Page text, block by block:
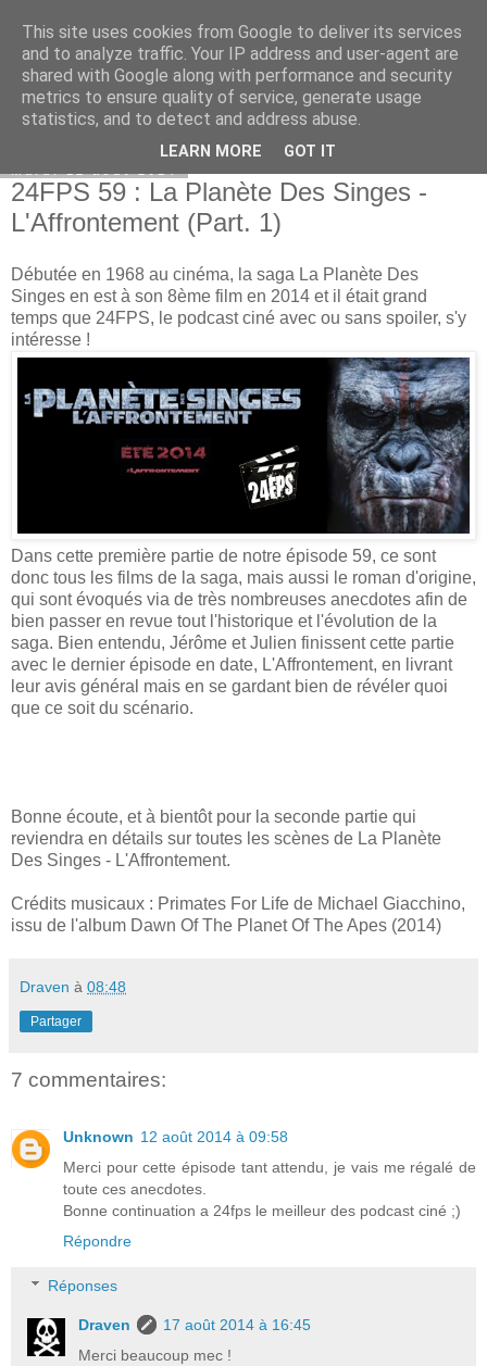
Bepod
24FPS 59 : La Planète Des Singes -
L'Affrontement (Part. 1)
Débutée en 1968 au cinéma, la saga La Planète Des
Singes en est à son 8ème film en 2014 et il était grand
temps que 24FPS, le podcast ciné avec ou sans spoiler, s'y
intéresse !
Dans cette première partie de notre épisode 59, ce sont
donc tous les films de la saga, mais aussi le roman d'origine,
qui sont évoqués via de très nombreuses anecdotes afin de
bien passer en revue tout l'historique et l'évolution de la
saga. Bien entendu, Jérôme et Julien finissent cette partie
avec le dernier épisode en date, L'Affrontement, en livrant
leur avis général mais en se gardant bien de révéler quoi
que ce soit du scénario.
Bonne écoute, et à bientôt pour la seconde partie qui
reviendra en détails sur toutes les scènes de La Planète
Des Singes - L'Affrontement.
Crédits musicaux : Primates For Life de Michael Giacchino,
issu de l'album Dawn Of The Planet Of The Apes (2014)
Draven à 08:48
Partager
7 commentaires:
Unknown 12 août 2014 à 09:58
Merci pour cette épisode tant attendu, je vais me régalé de
toute ces anecdotes.
Bonne continuation a 24fps le meilleur des podcast ciné ;)
Répondre
Réponses
Draven
17 août 2014 à 16:45
Merci beaucoup mec !
This site uses cookies from Google to deliver its services
and to analyze traffic. Your IP address and user-agent are
shared with Google along with performance and security
metrics to ensure quality of service, generate usage
statistics, and to detect and address abuse.
LEARN MORE GOT IT